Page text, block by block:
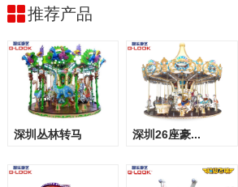
推荐产品
深圳丛林转马 深圳26座豪...